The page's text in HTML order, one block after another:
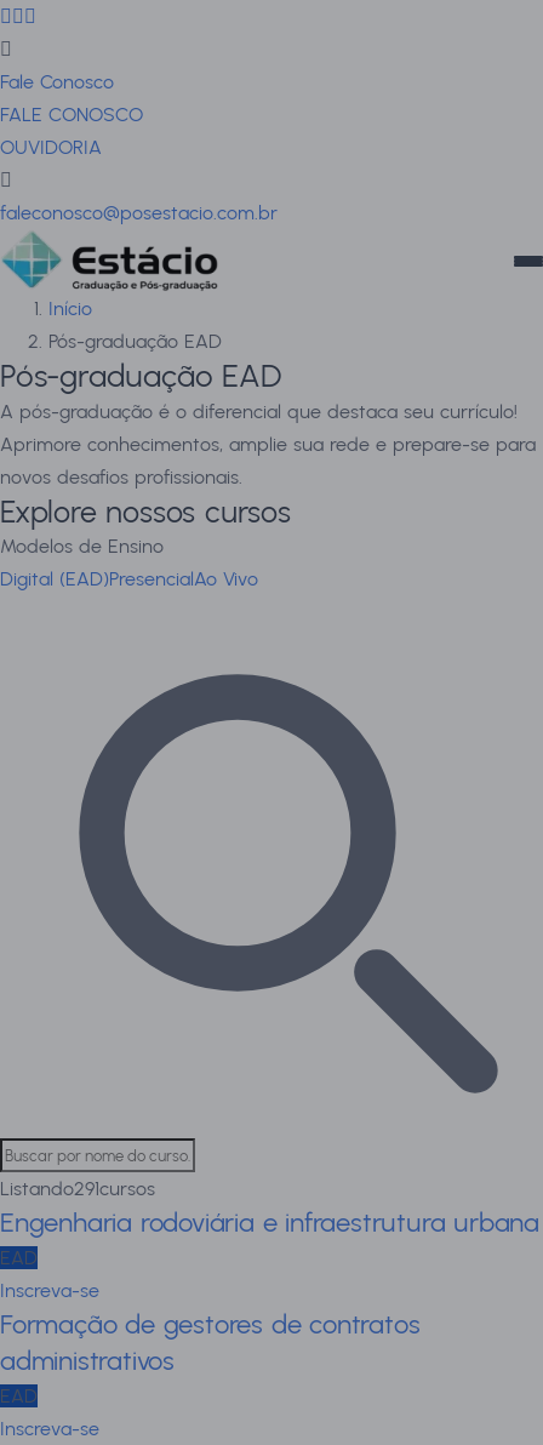
Fale Conosco
FALE CONOSCO
OUVIDORIA
faleconosco@posestacio.com.br
Início
Pós-graduação EAD
Pós-graduação EAD
A pós-graduação é o diferencial que destaca seu currículo!
Aprimore conhecimentos, amplie sua rede e prepare-se para
novos desafios profissionais.
Explore nossos cursos
Modelos de Ensino
Digital (EAD)PresencialAo Vivo
Listando291cursos
Engenharia rodoviária e infraestrutura urbana
EAD
Inscreva-se
Formação de gestores de contratos
administrativos
EAD
Inscreva-se